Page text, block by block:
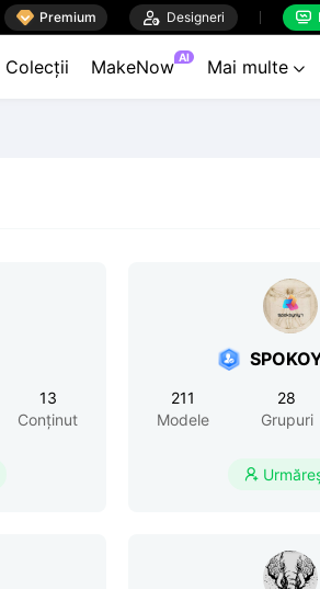
 Premium  Designeri 
Colecții MakeNow AI Mai multe 
13
Conținut
211
Modele
28
Grupuri
